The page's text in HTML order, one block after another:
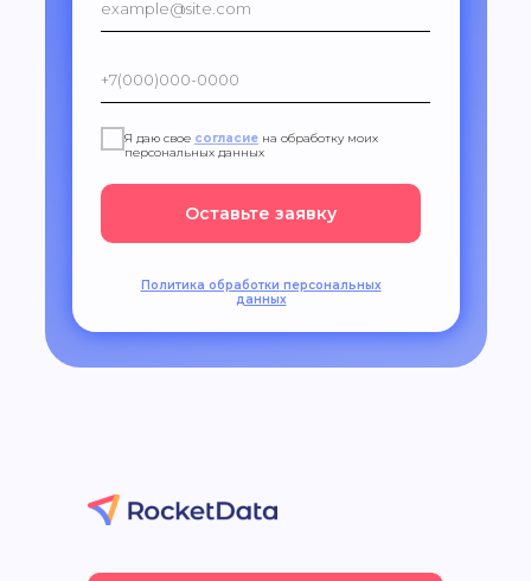
Политика обработки персональных
данных
Я даю свое согласие на обработку моих
персональных данных
Оставьте заявку